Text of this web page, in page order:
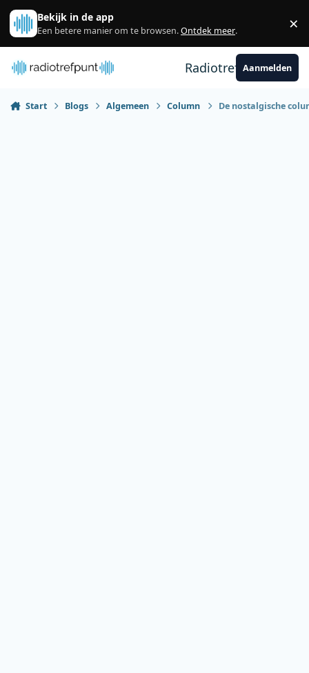
Spring naar bijdragen
Bekijk in de app
Een betere manier om te browsen.Ontdek meer. ×
RadiotrefpuntAanmelden
Start Blogs Algemeen Column De nostalgische